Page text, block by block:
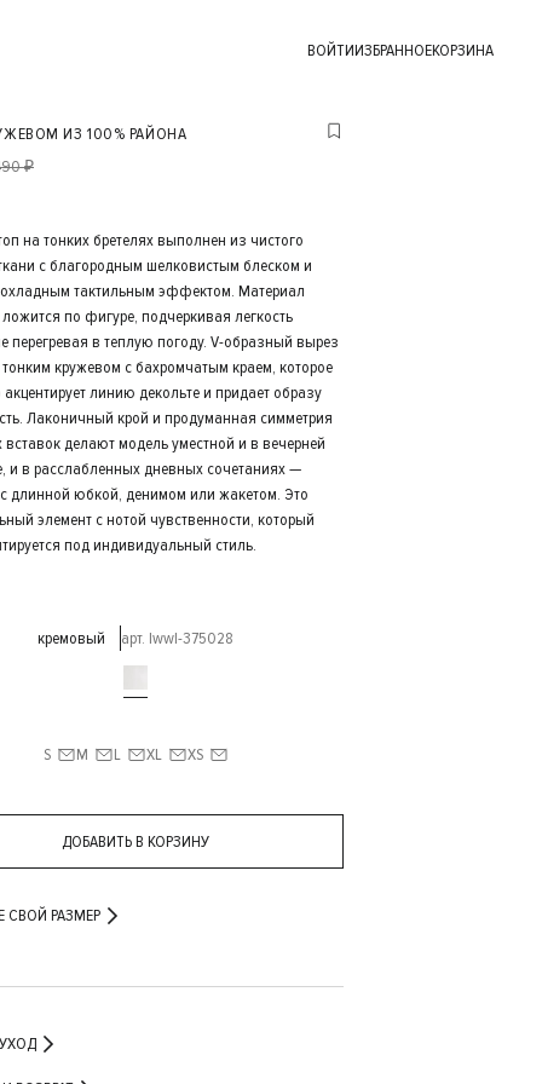
ВОЙТИИЗБРАННОЕКОРЗИНА
ИЗ 100% РАЙОНА
₽
на тонких бретелях выполнен из чистого
с благородным шелковистым блеском и
тактильным эффектом. Материал
по фигуре, подчеркивая легкость
перегревая в теплую погоду. V-образный вырез
кружевом с бахромчатым краем, которое
линию декольте и придает образу
Лаконичный крой и продуманная симметрия
делают модель уместной и в вечерней
и в расслабленных дневных сочетаниях —
длинной юбкой, денимом или жакетом. Это
элемент с нотой чувственности, который
под индивидуальный стиль.
кремовый арт. lwwl-375028
S M L XL XS
ДОБАВИТЬ В КОРЗИНУ
СВОЙ РАЗМЕР